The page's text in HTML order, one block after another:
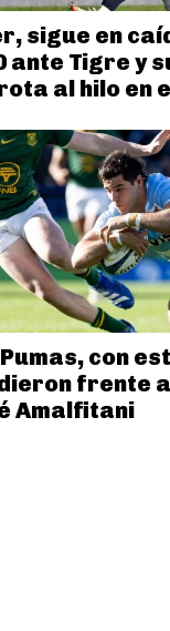
sigue en
ante Tigre y
al hilo en
con
frente
Amalfitani